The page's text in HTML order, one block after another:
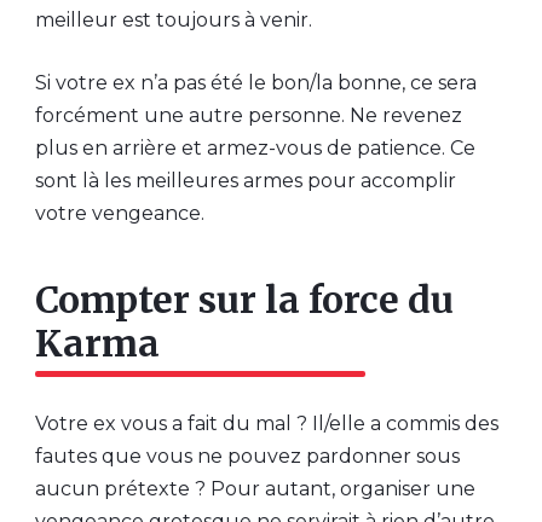
meilleur est toujours à venir.
Si votre ex n’a pas été le bon/la bonne, ce sera
forcément une autre personne. Ne revenez
plus en arrière et armez-vous de patience. Ce
sont là les meilleures armes pour accomplir
votre vengeance.
Compter sur la force du
Karma
Votre ex vous a fait du mal ? Il/elle a commis des
fautes que vous ne pouvez pardonner sous
aucun prétexte ? Pour autant, organiser une